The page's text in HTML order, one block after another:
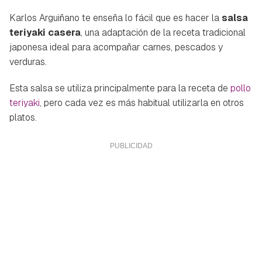
Karlos Arguiñano te enseña lo fácil que es hacer la salsa
teriyaki casera, una adaptación de la receta tradicional
japonesa ideal para acompañar carnes, pescados y
verduras.
Esta salsa se utiliza principalmente para la receta de pollo
teriyaki, pero cada vez es más habitual utilizarla en otros
platos.